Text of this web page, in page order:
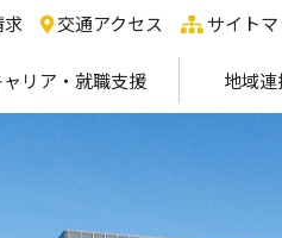
交通アクセス サイト
ャリア・就職支援 地域